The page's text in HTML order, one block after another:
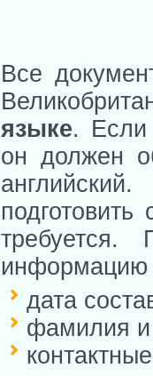
Все
языке. Если
он должен
требуется.
информацию
дата
фамилия и